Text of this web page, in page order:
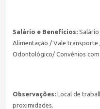
Salário e Benefícios: Salário
Alimentação / Vale transporte
Odontológico/ Convênios com
Observações: Local de
proximidades.